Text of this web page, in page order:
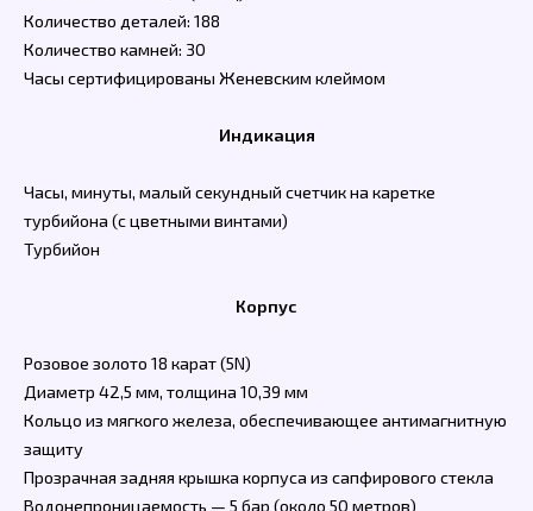
Количество деталей: 188
Количество камней: 30
Часы сертифицированы Женевским клеймом
Индикация
Часы, минуты, малый секундный счетчик на каретке
турбийона (с цветными винтами)
Турбийон
Корпус
Розовое золото 18 карат (5N)
Диаметр 42,5 мм, толщина 10,39 мм
Кольцо из мягкого железа, обеспечивающее антимагнитную
защиту
Прозрачная задняя крышка корпуса из сапфирового стекла
Водонепроницаемость — 5 бар (около 50 метров)